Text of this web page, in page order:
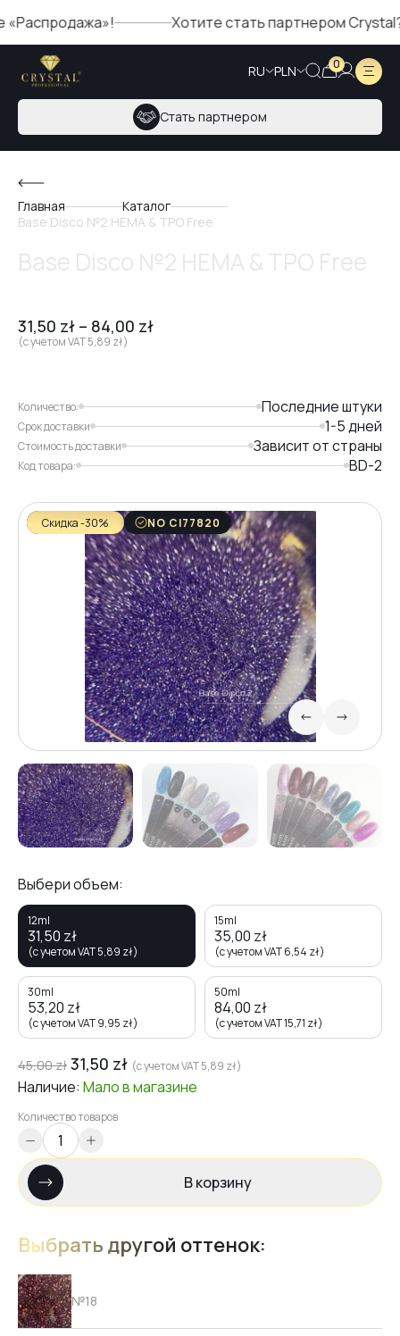
Хотите стать партнером Crystal?
RU PLN 0
Стать партнером
Главная
Каталог
Base Disco №2 HEMA & TPO Free
31,50 zł – 84,00 zł
(с учетом VAT5,89 zł)
Количество: Последние штуки
Срок доставки 1-5 дней
Стоимость доставки Зависит от страны
Код товара: BD-2
Выбери объем:
12ml
31,50 zł
(с учетом VAT5,89 zł)
15ml
35,00 zł
(с учетом VAT6,54 zł)
30ml
53,20 zł
(с учетом VAT9,95 zł)
50ml
84,00 zł
(с учетом VAT15,71 zł)
45,00zł 31,50 zł (с учетом VAT5,89 zł)
Наличие: Малов магазине
Количество товаров
В корзину
Выбрать другой оттенок:
№18
Скидка -30% NO CI77820